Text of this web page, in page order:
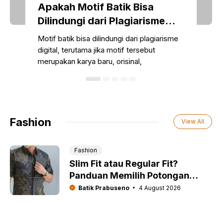
Apakah Motif Batik Bisa
Dilindungi dari Plagiarisme
Digital?
Motif batik bisa dilindungi dari plagiarisme
digital, terutama jika motif tersebut
merupakan karya baru, orisinal,
Fashion View All
Fashion
Slim Fit atau Regular Fit?
Panduan Memilih Potongan
Kemeja Batik Pria
Batik Prabuseno 4 August 2026